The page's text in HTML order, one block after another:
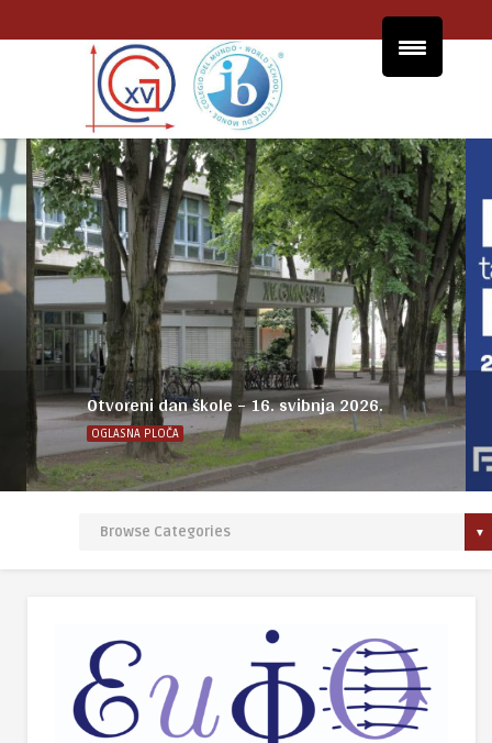
Postani FER-ovac na jedan dan
OGLASNA PLOČA